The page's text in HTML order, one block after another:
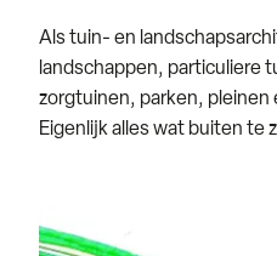
Als tuin- en
landschappen, particuliere
zorgtuinen, parken, pleinen
Eigenlijk alles wat buiten te